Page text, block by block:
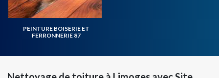
PEINTURE BOISERIE ET
FERRONNERIE 87